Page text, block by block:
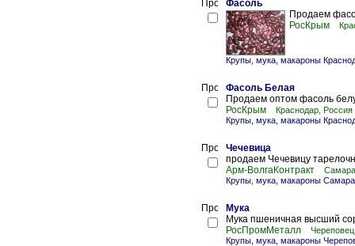
Фасоль
Продаем
РосКрым
Крупы, мука, макароны
Фасоль Белая
Продаем оптом фасоль
РосКрым
Краснодар, Россия
Крупы, мука, макароны
Чечевица
продаем Чечевицу
Арм-ВолгаКонтракт
Крупы, мука, макароны Самара
Мука
Мука пшеничная высший
РосПромМеталл
Крупы, мука, макароны